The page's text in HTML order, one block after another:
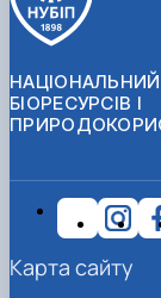
БІОРЕСУРСІВ І
Карта сайту